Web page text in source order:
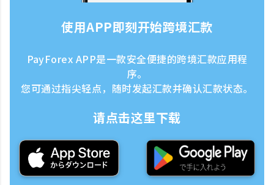
使用APP即刻开始跨境汇款
PayForex APP是一款安全便捷的跨境汇款应用程
序。
您可通过指尖轻点，随时发起汇款并确认汇款状态。
请点击这里下载